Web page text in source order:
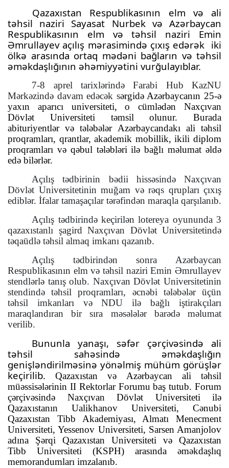
Qazaxıstan Respublikasının elm və ali
təhsil naziri Sayasat Nurbek və Azərbaycan
Respublikasının elm və təhsil naziri Emin
Əmrullayev açılış mərasimində çıxış edərək iki
ölkə arasında ortaq mədəni bağların və təhsil
əməkdaşlığının əhəmiyyətini vurğulayıblar.
7-8 aprel tarixlərində Farabi Hub KazNU
Mərkəzində davam edəcək sərgidə Azərbaycanın 25-ə
yaxın aparıcı universiteti, o cümlədən Naxçıvan
Dövlət Universiteti təmsil olunur. Burada
abituriyentlər və tələbələr Azərbaycandakı ali təhsil
proqramları, qrantlar, akademik mobillik, ikili diplom
proqramları və qəbul tələbləri ilə bağlı məlumat əldə
edə bilərlər.
Açılış tədbirinin bədii hissəsində Naxçıvan
Dövlət Universitetinin muğam və rəqs qrupları çıxış
ediblər. İfalar tamaşaçılar tərəfindən maraqla qarşılanıb.
Açılış tədbirində keçirilən lotereya oyununda 3
qazaxıstanlı şagird Naxçıvan Dövlət Universitetində
təqaüdlə təhsil almaq imkanı qazanıb.
Açılış tədbirindən sonra Azərbaycan
Respublikasının elm və təhsil naziri Emin Əmrullayev
stendlərlə tanış olub. Naxçıvan Dövlət Universitetinin
stendində təhsil proqramları, əcnəbi tələbələr üçün
təhsil imkanları və NDU ilə bağlı iştirakçıları
maraqlandıran bir sıra məsələlər barədə məlumat
verilib.
Bununla yanaşı, səfər çərçivəsində ali
təhsil sahəsində əməkdaşlığın
genişləndirilməsinə yönəlmiş mühüm görüşlər
keçirilib.
Qazaxıstan və Azərbaycan ali təhsil
müəssisələrinin II Rektorlar Forumu baş tutub. Forum
çərçivəsində Naxçıvan Dövlət Universiteti ilə
Qazaxıstanın Ualikhanov Universiteti, Cənubi
Qazaxıstan Tibb Akademiyası, Almatı Menecment
Universiteti, Yessenov Universiteti, Sarsen Amanjolov
adına Şərqi Qazaxıstan Universiteti və Qazaxıstan
Tibb Universiteti (KSPH) arasında əməkdaşlıq
memorandumları imzalanıb.